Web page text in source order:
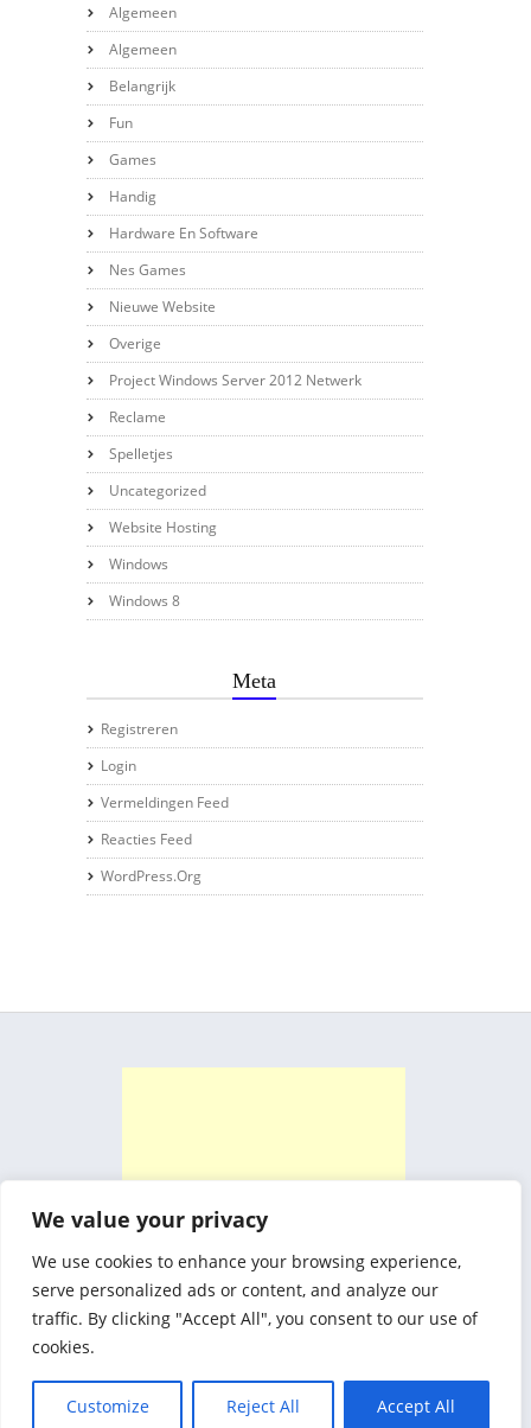
We value your privacy
We use cookies to enhance your browsing experience,
serve personalized ads or content, and analyze our
traffic. By clicking "Accept All", you consent to our use of
cookies.
Customize Reject All Accept All
Algemeen
Algemeen
Belangrijk
Fun
Games
Handig
Hardware En Software
Nes Games
Nieuwe Website
Overige
Project Windows Server 2012 Netwerk
Reclame
Spelletjes
Uncategorized
Website Hosting
Windows
Windows 8
Meta
Registreren
Login
Vermeldingen Feed
Reacties Feed
WordPress.org
Biznez Theme By